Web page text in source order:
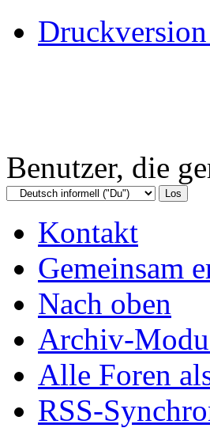
Benutzer, die
Kontakt
Gemeinsam
Nach oben
Archiv-
Alle Foren
RSS-